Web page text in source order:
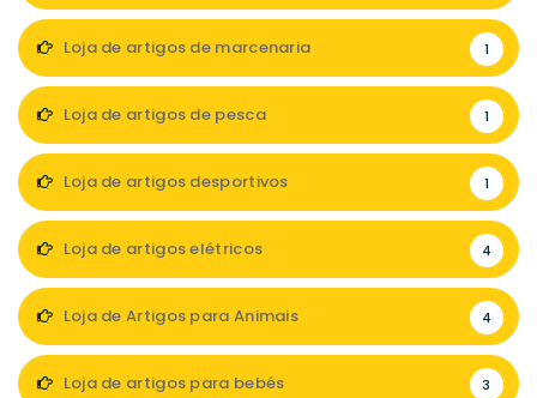
Loja de artigos de marcenaria 1
Loja de artigos de pesca 1
Loja de artigos desportivos 1
Loja de artigos elétricos 4
Loja de Artigos para Animais 4
Loja de artigos para bebés 3